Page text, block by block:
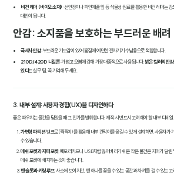
비건 레더 (바이오 소재) : 선인장이나 파인애플 잎 등 식물성 원료를 활용한 비건 레더는
대안이 됩니다.
안감: 소지품을 보호하는 부드러운 배려
극세사 안감: 부드러운 기모감이 있어 흠집에 예민한 전자기기 수납용으로 적합합니다.
210D/420D 나일론: 가볍고 오염에 강해 가장 대중적으로 사용됩니다.밝은 컬러의 안
있다는 실무 팁, 꼭 기억해 두세요.
3. 내부 설계: 사용자 경험(UX)을 디자인하다
좋은 파우치는 물건을 담았을 때 그 진가를 발휘합니다. 제작 시 반드시 고려해야 할 내부 디테
가변형 파티션: 벨크로(찍찍이)를 활용해 내부 칸막이를 옮길 수 있게 설계하면, 사용자가
수 있습니다.
메쉬 포켓과 지퍼 포켓: 메모리카드나 USB처럼 잃어버리기 쉬운 작은 물건은 지퍼가 달린
메쉬 포켓에 배치하는 것이 좋습니다.
펜 슬롯과 키링 루프: 사소해 보이지만, 펜 하나를 꽂을 수 있는 공간과 차 키를 걸 수 있는